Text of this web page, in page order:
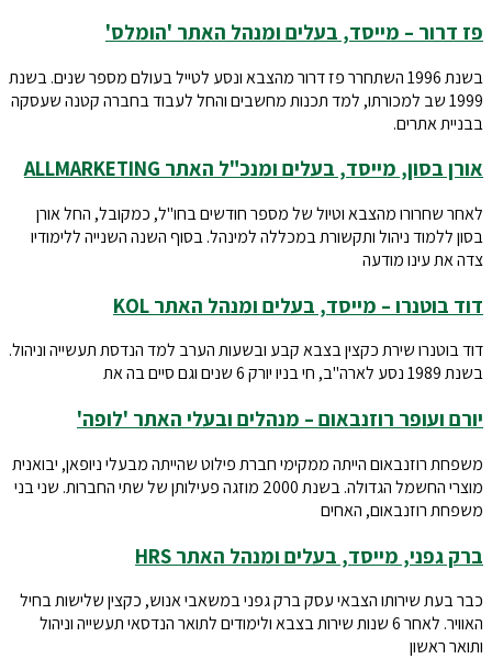
פז דרור – מייסד, בעלים ומנהל האתר 'הומלס'
בשנת 1996 השתחרר פז דרור מהצבא ונסע לטייל בעולם מספר שנים. בשנת
1999 שב למכורתו, למד תכנות מחשבים והחל לעבוד בחברה קטנה שעסקה
בבניית אתרים.
אורן בסון, מייסד, בעלים ומנכ"ל האתר ALLMARKETING
לאחר שחרורו מהצבא וטיול של מספר חודשים בחו"ל, כמקובל, החל אורן
בסון ללמוד ניהול ותקשורת במכללה למינהל. בסוף השנה השנייה ללימודיו
צדה את עינו מודעה
דוד בוטנרו – מייסד, בעלים ומנהל האתר KOL
דוד בוטנרו שירת כקצין בצבא קבע ובשעות הערב למד הנדסת תעשייה וניהול.
בשנת 1989 נסע לארה"ב, חי בניו יורק 6 שנים וגם סיים בה את
יורם ועופר רוזנבאום – מנהלים ובעלי האתר 'לופה'
משפחת רוזנבאום הייתה ממקימי חברת פילוט שהייתה מבעלי ניופאן, יבואנית
מוצרי החשמל הגדולה. בשנת 2000 מוזגה פעילותן של שתי החברות. שני בני
משפחת רוזנבאום, האחים
ברק גפני, מייסד, בעלים ומנהל האתר HRS
כבר בעת שירותו הצבאי עסק ברק גפני במשאבי אנוש, כקצין שלישות בחיל
האוויר. לאחר 6 שנות שירות בצבא ולימודים לתואר הנדסאי תעשייה וניהול
ותואר ראשון